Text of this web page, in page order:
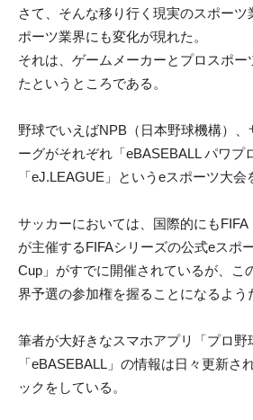
さて、そんな移り行く現実のスポーツ
ポーツ業界にも変化が現れた。
それは、ゲームメーカーとプロスポー
たというところである。
野球でいえばNPB（日本野球機構）、
ーグがそれぞれ「eBASEBALL パワプ
「eJ.LEAGUE」というeスポーツ大会
サッカーにおいては、国際的にもFIFA
が主催するFIFAシリーズの公式eスポ
Cup」がすでに開催されているが、こ
界予選の参加権を握ることになるよう
筆者が大好きなスマホアプリ「プロ野
「eBASEBALL」の情報は日々更新さ
ックをしている。